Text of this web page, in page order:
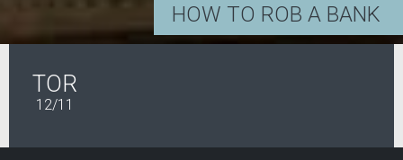
HOW TO ROB A BANK
TOR
12/11